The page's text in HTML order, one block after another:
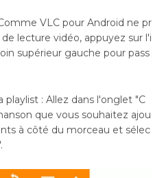
VLC pour Android ne pr
lecture vidéo, appuyez sur l'i
supérieur gauche pour pass
playlist : Allez dans l'onglet "C
que vous souhaitez ajou
à côté du morceau et sélec